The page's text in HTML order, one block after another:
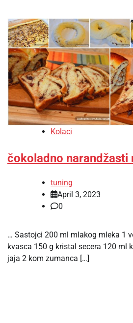
Kolaci
čokoladno narandžasti
tuning
April 3, 2023
0
… Sastojci 200 ml mlakog mleka 1
kvasca 150 g kristal secera 120 ml
jaja 2 kom zumanca […]